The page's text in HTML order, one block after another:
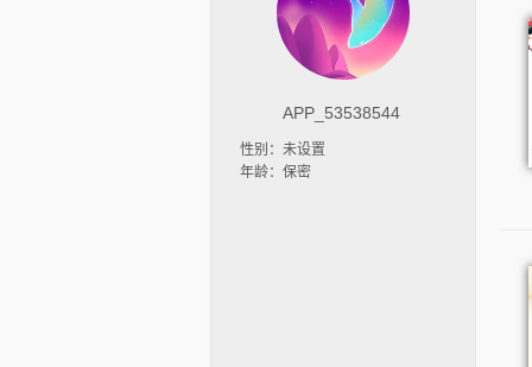
APP_53538544
性别：未设置
年龄：保密